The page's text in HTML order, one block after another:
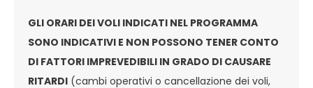
GLI ORARI DEI VOLI INDICATI NEL PROGRAMMA
SONO INDICATIVI E NON POSSONO TENER CONTO
DI FATTORI IMPREVEDIBILI IN GRADO DI CAUSARE
RITARDI (cambi operativi o cancellazione dei voli,